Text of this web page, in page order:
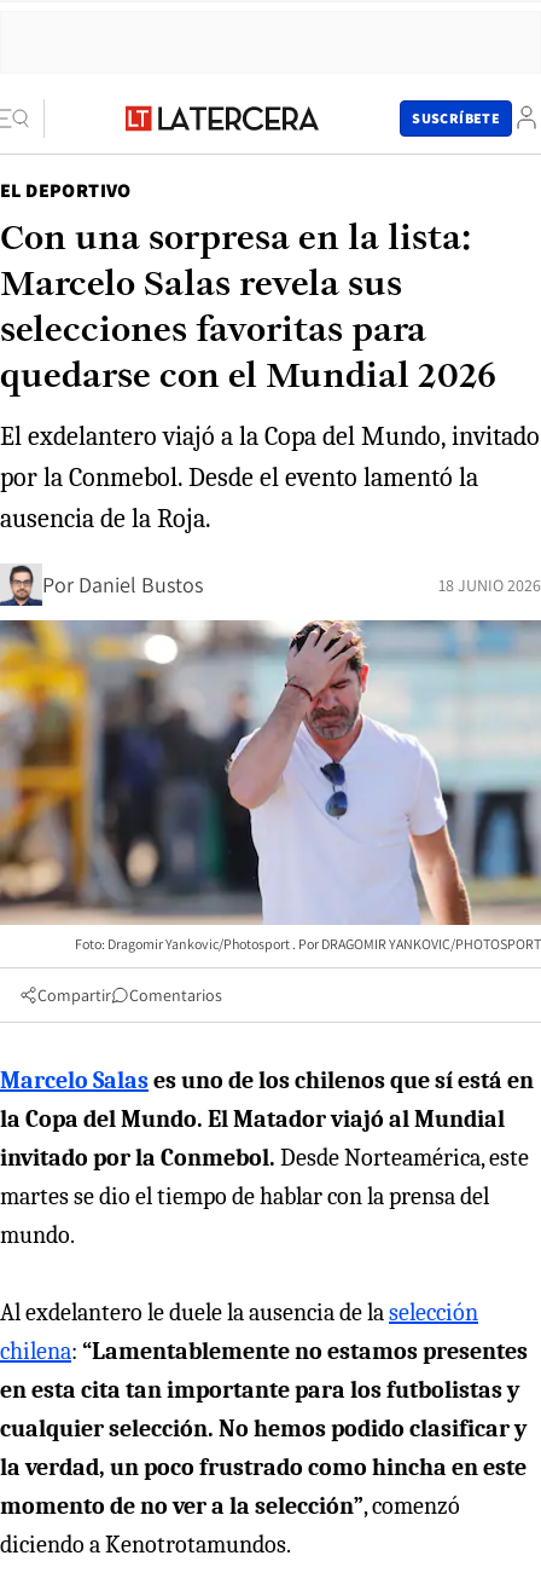
SUSCRÍBETE
EL DEPORTIVO
Con una sorpresa en la lista:
Marcelo Salas revela sus
selecciones favoritas para
quedarse con el Mundial 2026
El exdelantero viajó a la Copa del Mundo, invitado
por la Conmebol. Desde el evento lamentó la
ausencia de la Roja.
Por Daniel Bustos 18 JUNIO 2026
Foto: Dragomir Yankovic/Photosport DRAGOMIR YANKOVIC/PHOTOSPORT
Compartir Comentarios
Marcelo Salases uno de los chilenos que sí está en
la Copa del Mundo. El Matador viajó al Mundial
invitado por la Conmebol. Desde Norteamérica, este
martes se dio el tiempo de hablar con la prensa del
mundo.
Al exdelantero le duele la ausencia de laselección
chilena: “Lamentablemente no estamos presentes
en esta cita tan importante para los futbolistas y
cualquier selección. No hemos podido clasificar y
la verdad, un poco frustrado como hincha en este
momento de no ver a la selección”, comenzó
diciendo a Kenotrotamundos.